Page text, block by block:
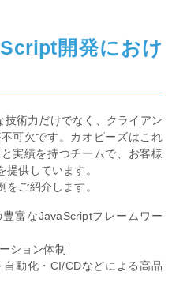
開発におけ
術力だけでなく、クライアン
可欠です。カオピーズはこれ
実績を持つチームで、お客様
供しています。
ご紹介します。
富なJavaScriptフレームワー
ション体制
動化・CI/CDなどによる高品